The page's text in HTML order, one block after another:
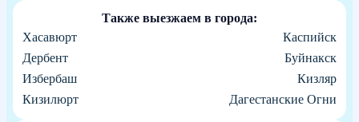
Также выезжаем в города:
Хасавюрт
Каспийск
Дербент
Буйнакск
Избербаш
Кизляр
Кизилюрт
Дагестанские Огни